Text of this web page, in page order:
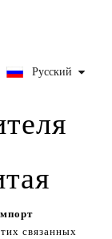
связанных
информацию,
тенденции,
Китая. Мы